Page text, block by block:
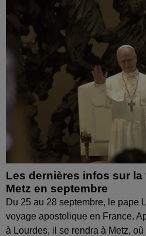
Les dernières infos sur la
Metz en septembre
Du 25 au 28 septembre, le pape
voyage apostolique en France.
à Lourdes, il se rendra à Metz, où